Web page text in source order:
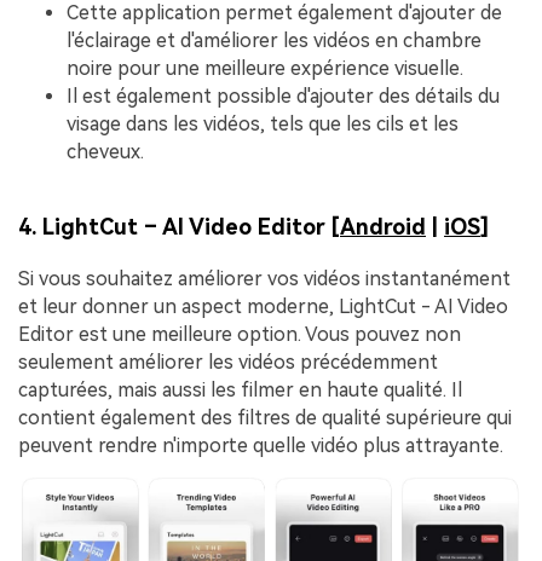
Cette application permet également d'ajouter de
l'éclairage et d'améliorer les vidéos en chambre
noire pour une meilleure expérience visuelle.
Il est également possible d'ajouter des détails du
visage dans les vidéos, tels que les cils et les
cheveux.
4. LightCut – AI Video Editor [Android iOS]
Si vous souhaitez améliorer vos vidéos instantanément
et leur donner un aspect moderne, LightCut - AI Video
Editor est une meilleure option. Vous pouvez non
seulement améliorer les vidéos précédemment
capturées, mais aussi les filmer en haute qualité. Il
contient également des filtres de qualité supérieure qui
peuvent rendre n'importe quelle vidéo plus attrayante.